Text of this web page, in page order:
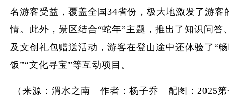
名游客受益，覆盖全国34省份，极大地激发了游客
情。此外，景区结合“蛇年”主题，推出了知识问答
及文创礼包赠送活动，游客在登山途中还体验了“
饭”“文化寻宝”等互动项目。
（来源：渭水之南 作者：杨子乔 配图：2025第